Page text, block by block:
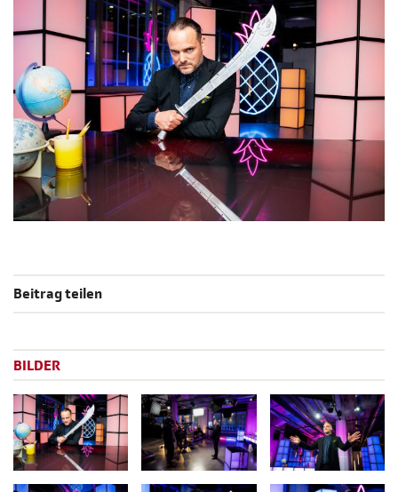
Beitrag teilen
BILDER